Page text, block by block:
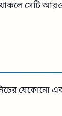
সেটি আরও
যেকোনো